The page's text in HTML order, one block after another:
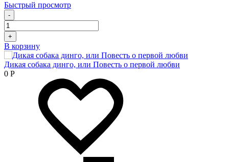
Быстрый просмотр
-
+
В корзину
Дикая собака динго, или Повесть о первой любви
0 Р